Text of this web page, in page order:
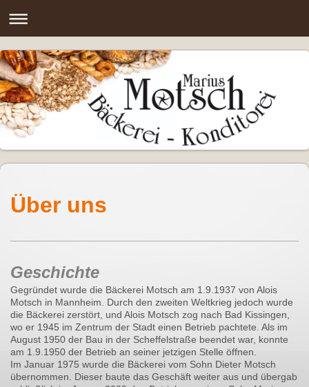
Über uns
Geschichte
Gegründet wurde die Bäckerei Motsch am 1.9.1937 von Alois
Motsch in Mannheim. Durch den zweiten Weltkrieg jedoch wurde
die Bäckerei zerstört, und Alois Motsch zog nach Bad Kissingen,
wo er 1945 im Zentrum der Stadt einen Betrieb pachtete. Als im
August 1950 der Bau in der Scheffelstraße beendet war, konnte
am 1.9.1950 der Betrieb an seiner jetzigen Stelle öffnen.
Im Januar 1975 wurde die Bäckerei vom Sohn Dieter Motsch
übernommen. Dieser baute das Geschäft weiter aus und übergab